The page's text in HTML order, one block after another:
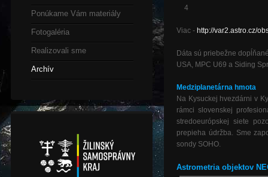
Ponúkame Vám materiály
Fotogaléria
Realizovali sme
Archív
4
Viac - http://var2.astro.cz/
Dáta sú priebežne
USA, MPC U69 a Siding
Medziplanetárna hmota
Na Kysuckej hvezdárni v
rámci slovenskej
stredoeurópskej siete
prepieha údržba. Sme
sondy SOHO.
Astrometria objektov